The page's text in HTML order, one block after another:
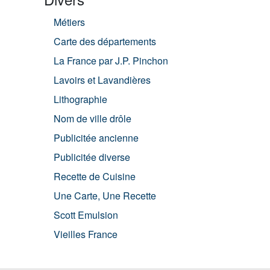
Métiers
Carte des départements
La France par J.P. Pinchon
Lavoirs et Lavandières
Lithographie
Nom de ville drôle
Publicitée ancienne
Publicitée diverse
Recette de Cuisine
Une Carte, Une Recette
Scott Emulsion
Vieilles France